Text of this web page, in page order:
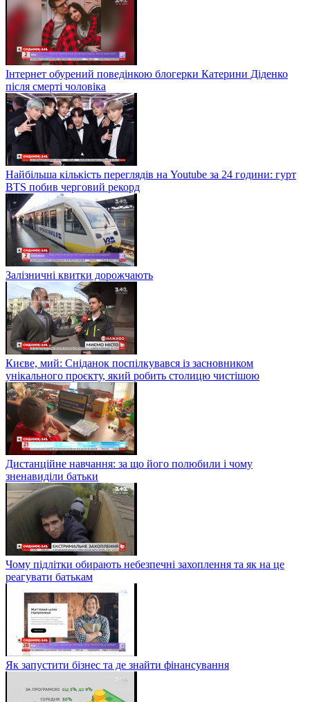
Інтернет обурений поведінкою блогерки Катерини Діденко
після смерті чоловіка
Найбільша кількість переглядів на Youtube за 24 години: гурт
BTS побив черговий рекорд
Залізничні квитки дорожчають
Києве, мий: Сніданок поспілкувався із засновником
унікального проєкту, який робить столицю чистішою
Дистанційне навчання: за що його полюбили і чому
зненавиділи батьки
Чому підлітки обирають небезпечні захоплення та як на це
реагувати батькам
Як запустити бізнес та де знайти фінансування